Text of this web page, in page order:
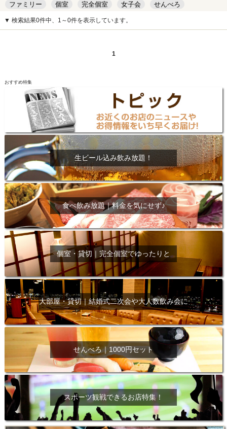
ファミリー
個室 完全個室 女子会
せんべろ
キッズルーム
安い デート
▼ 検索結果0件中、1～0件を表示しています。
1
おすすめ特集
生ビール込み飲み放題！
食べ飲み放題｜料金を気にせず♪
個室・貸切｜完全個室でゆったりと
大部屋・貸切｜結婚式二次会や大人数飲み会に
せんべろ｜1000円セット
スポーツ観戦できるお店特集！